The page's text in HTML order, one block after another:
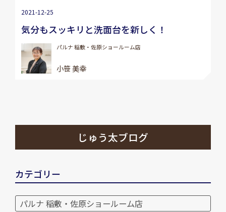
2021-12-25
気分もスッキリと洗面台を新しく！
パルナ 稲敷・佐原ショールーム店
小笹 美幸
じゅう太ブログ
カテゴリー
パルナ 稲敷・佐原ショールーム店